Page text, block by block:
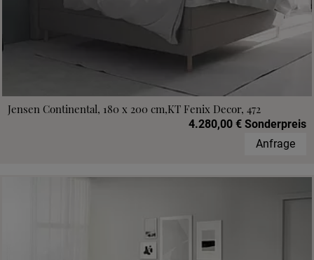
Jensen Continental, 180 x 200 cm,KT Fenix Decor, 472
4.280,00 € Sonderpreis
Anfrage